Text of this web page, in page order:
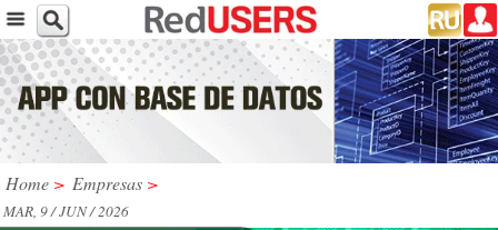
Home > Empresas >
MAR, 9 / JUN / 2026